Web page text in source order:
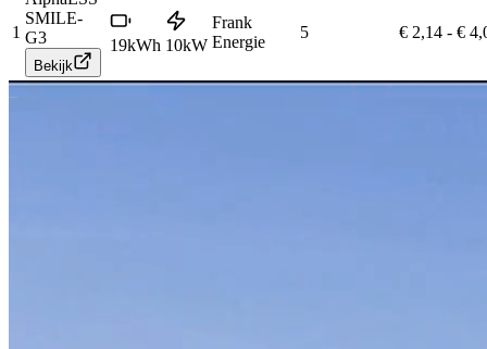
1
SMILE-
G3
Bekijk
19kWh 10kW
Frank
Energie
5 € 2,14 - €